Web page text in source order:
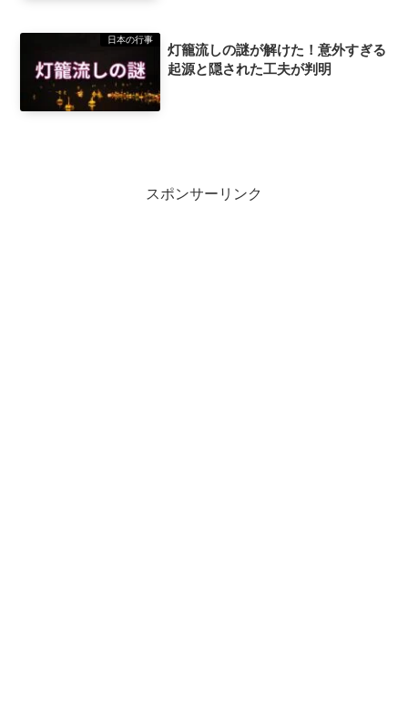
日本の行事
灯籠流しの謎が解けた！意外すぎる
起源と隠された工夫が判明
スポンサーリンク